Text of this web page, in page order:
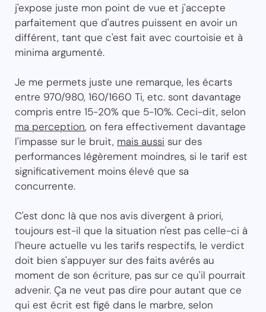
j'expose juste mon point de vue et j'accepte
parfaitement que d'autres puissent en avoir un
différent, tant que c'est fait avec courtoisie et à
minima argumenté.
Je me permets juste une remarque, les écarts
entre 970/980, 160/1660 Ti, etc. sont davantage
compris entre 15-20% que 5-10%. Ceci-dit, selon
ma perception, on fera effectivement davantage
l'impasse sur le bruit, mais aussi sur des
performances légèrement moindres, si le tarif est
significativement moins élevé que sa
concurrente.
C'est donc là que nos avis divergent à priori,
toujours est-il que la situation n'est pas celle-ci à
l'heure actuelle vu les tarifs respectifs, le verdict
doit bien s'appuyer sur des faits avérés au
moment de son écriture, pas sur ce qu'il pourrait
advenir. Ça ne veut pas dire pour autant que ce
qui est écrit est figé dans le marbre, selon